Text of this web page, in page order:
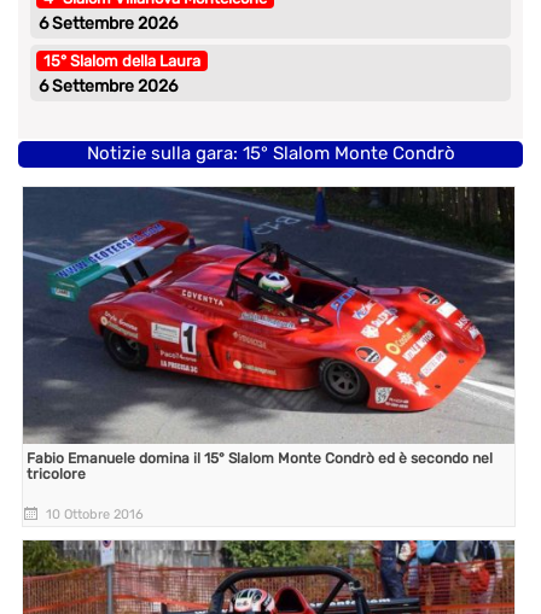
6 Settembre 2026
15° Slalom della Laura
6 Settembre 2026
Notizie sulla gara: 15° Slalom Monte Condrò
Fabio Emanuele domina il 15° Slalom Monte Condrò ed è secondo nel
tricolore
10 Ottobre 2016